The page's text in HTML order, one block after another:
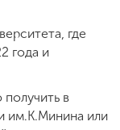
где
года и
в
им.К.Минина или